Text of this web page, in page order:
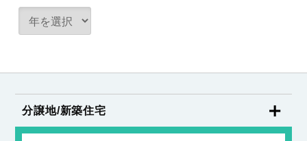
分譲地/新築住宅